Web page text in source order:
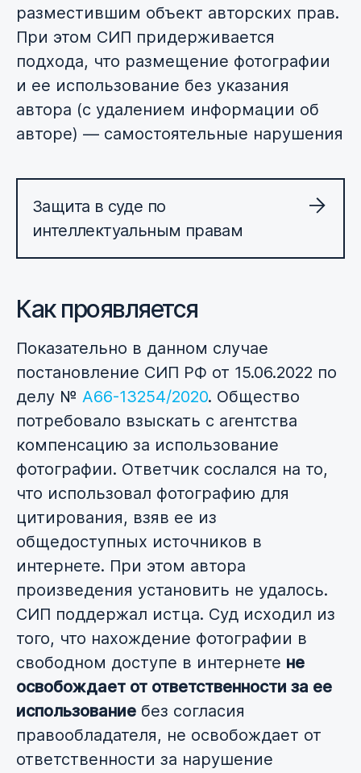
разместившим объект авторских прав.
При этом СИП придерживается
подхода, что размещение фотографии
и ее использование без указания
автора (с удалением информации об
авторе) — самостоятельные нарушения
Защита в суде по
интеллектуальным правам
Как проявляется
Показательно в данном случае
постановление СИП РФ от 15.06.2022 по
делу № А66-13254/2020. Общество
потребовало взыскать с агентства
компенсацию за использование
фотографии. Ответчик сослался на то,
что использовал фотографию для
цитирования, взяв ее из
общедоступных источников в
интернете. При этом автора
произведения установить не удалось.
СИП поддержал истца. Суд исходил из
того, что нахождение фотографии в
свободном доступе в интернете не
освобождает от ответственности за ее
использование без согласия
правообладателя, не освобождает от
ответственности за нарушение